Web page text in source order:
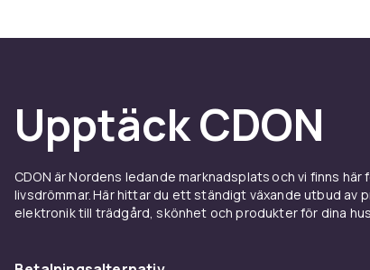
Upptäck CDON
CDON är Nordens ledande marknadsplats och vi finns
livsdrömmar. Här hittar du ett ständigt växande utbud av
elektronik till trädgård, skönhet och produkter för dina